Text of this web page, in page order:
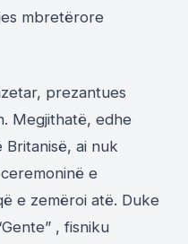
mbretërore
prezantues
Megjithatë, edhe
ai nuk
e
e zemëroi atë. Duke
, fisniku